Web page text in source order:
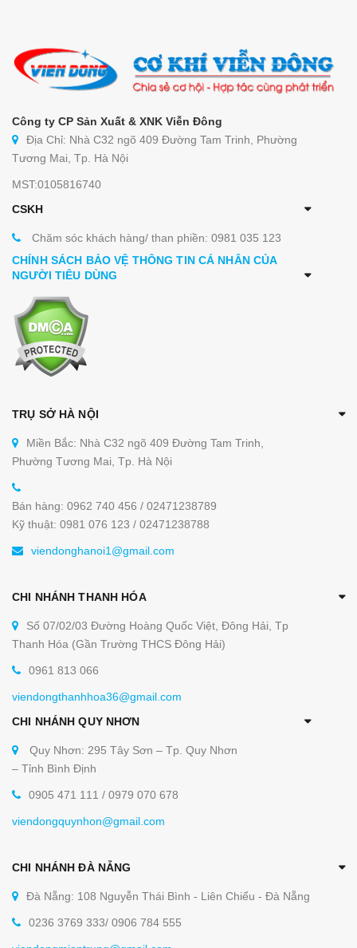
Công ty CP Sản Xuất & XNK Viễn Đông
Địa Chỉ: Nhà C32 ngõ 409 Đường Tam Trinh, Phường
Tương Mai, Tp. Hà Nội
MST:0105816740
CSKH
Chăm sóc khách hàng/ than phiền: 0981 035 123
CHÍNH SÁCH BẢO VỆ THÔNG TIN CÁ NHÂN CỦA
NGƯỜI TIÊU DÙNG
TRỤ SỞ HÀ NỘI
Miền Bắc: Nhà C32 ngõ 409 Đường Tam Trinh,
Phường Tương Mai, Tp. Hà Nội
Bán hàng: 0962 740 456 / 02471238789
Kỹ thuật: 0981 076 123 / 02471238788
viendonghanoi1@gmail.com
CHI NHÁNH THANH HÓA
Số 07/02/03 Đường Hoàng Quốc Việt, Đông Hải, Tp
Thanh Hóa (Gần Trường THCS Đông Hải)
0961 813 066
viendongthanhhoa36@gmail.com
CHI NHÁNH QUY NHƠN
Quy Nhơn: 295 Tây Sơn – Tp. Quy Nhơn
– Tỉnh Bình Định
0905 471 111 / 0979 070 678
viendongquynhon@gmail.com
CHI NHÁNH ĐÀ NẴNG
Đà Nẵng: 108 Nguyễn Thái Bình - Liên Chiểu - Đà Nẵng
0236 3769 333/ 0906 784 555